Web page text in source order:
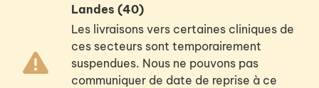
Landes (40)
Les livraisons vers certaines cliniques de
ces secteurs sont temporairement
suspendues. Nous ne pouvons pas
communiquer de date de reprise à ce